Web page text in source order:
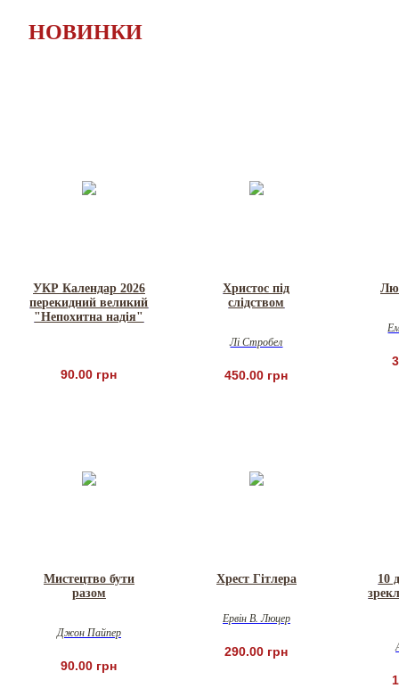
НОВИНКИ
УКР Календар 2026
перекидний великий
"Непохитна надія"
90.00 грн
Христос під
слідством
Лі Стробел
450.00 грн
Мистецтво бути
разом
Джон Пайпер
90.00 грн
Хрест Гітлера
Ервін В. Люцер
290.00 грн
10